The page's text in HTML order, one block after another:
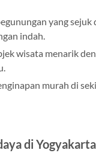
yang sejuk
indah.
wisata menarik
murah di
di Yogyakarta